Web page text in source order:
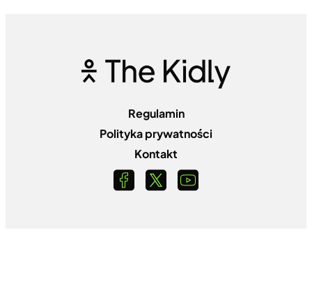
Regulamin
Polityka prywatności
Kontakt